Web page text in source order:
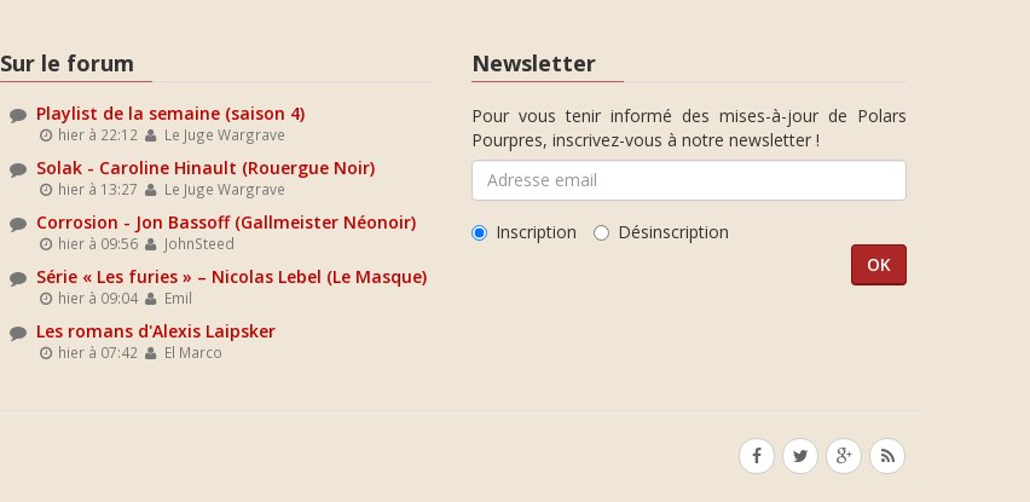
Sur le forum
Playlist de la semaine (saison 4)
hier à 22:12 Le Juge Wargrave
Solak - Caroline Hinault (Rouergue Noir)
hier à 13:27 Le Juge Wargrave
Corrosion - Jon Bassoff (Gallmeister Néonoir)
hier à 09:56 JohnSteed
Série « Les furies » – Nicolas Lebel (Le Masque)
hier à 09:04 Emil
Les romans d'Alexis Laipsker
hier à 07:42 El Marco
Newsletter
Pour vous tenir informé des mises-à-jour de Polars
Pourpres, inscrivez-vous à notre newsletter !
Inscription Désinscription